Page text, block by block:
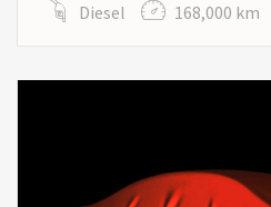
Diesel 168,000 km